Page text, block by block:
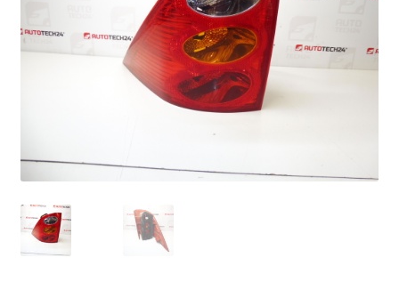
O nas
Procedura reklamacyjna
Skarga